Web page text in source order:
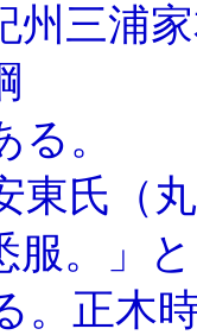
州三浦
。
東氏（
服。」と
。正木